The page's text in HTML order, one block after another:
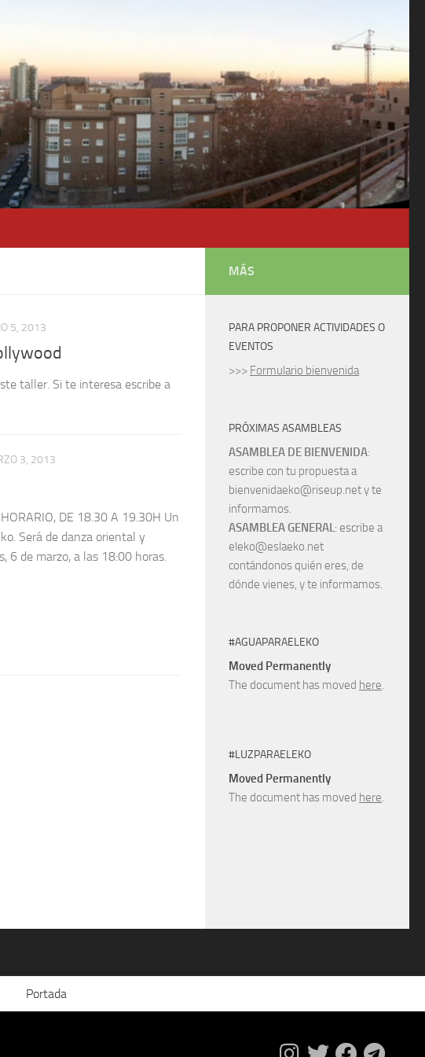
5, 2013
taller. Si te interesa escribe a
3, 2013
DE 18.30 A 19.30H Un
Será de danza oriental y
6 de marzo, a las 18:00 horas.
MÁS
PARA PROPONER ACTIVIDADES O
EVENTOS
>>> Formulario bienvenida
PRÓXIMAS ASAMBLEAS
ASAMBLEA DE BIENVENIDA:
escribe con tu propuesta a
bienvenidaeko@riseup.net y te
informamos.
ASAMBLEA GENERAL: escribe a
eleko@eslaeko.net
contándonos quién eres, de
dónde vienes, y te informamos.
#AGUAPARAELEKO
Moved Permanently
The document has moved here.
#LUZPARAELEKO
Moved Permanently
The document has moved here.
Portada